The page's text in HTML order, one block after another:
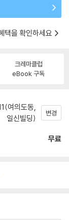
택을 확인하세요
크레마클럽
eBook 구독
여의도동,
일신빌딩)
변경
무료